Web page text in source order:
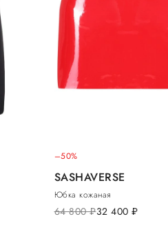
–50%
SASHAVERSE
Юбка кожаная
64 800руб.32 400 руб.